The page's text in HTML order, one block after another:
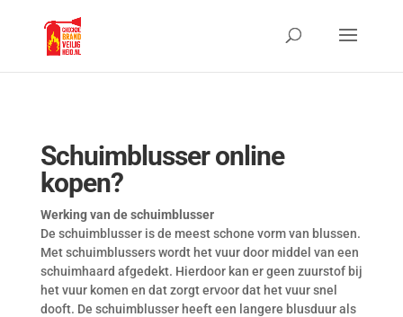
Schuimblusser online
kopen?
Werking van de schuimblusser
De schuimblusser is de meest schone vorm van blussen.
Met schuimblussers wordt het vuur door middel van een
schuimhaard afgedekt. Hierdoor kan er geen zuurstof bij
het vuur komen en dat zorgt ervoor dat het vuur snel
dooft. De schuimblusser heeft een langere blusduur als